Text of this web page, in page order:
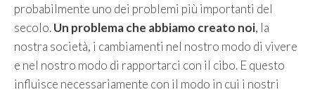
probabilmente uno dei problemi più importanti del
secolo.Un problema che abbiamo creato noi, la
nostra società, i cambiamenti nel nostro modo di vivere
e nel nostro modo di rapportarci con il cibo. E questo
influisce necessariamente con il modo in cui i nostri